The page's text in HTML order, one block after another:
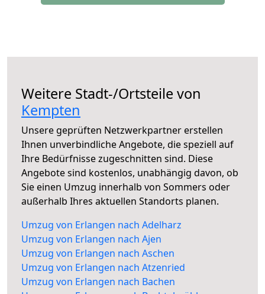
Weitere Stadt-/Ortsteile von
Kempten
Unsere geprüften Netzwerkpartner erstellen
Ihnen unverbindliche Angebote, die speziell auf
Ihre Bedürfnisse zugeschnitten sind. Diese
Angebote sind kostenlos, unabhängig davon, ob
Sie einen Umzug innerhalb von Sommers oder
außerhalb Ihres aktuellen Standorts planen.
Umzug von Erlangen nach Adelharz
Umzug von Erlangen nach Ajen
Umzug von Erlangen nach Aschen
Umzug von Erlangen nach Atzenried
Umzug von Erlangen nach Bachen